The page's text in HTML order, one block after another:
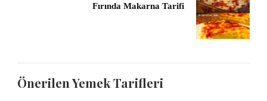
Fırında Makarna Tarifi
Önerilen Yemek Tarifleri